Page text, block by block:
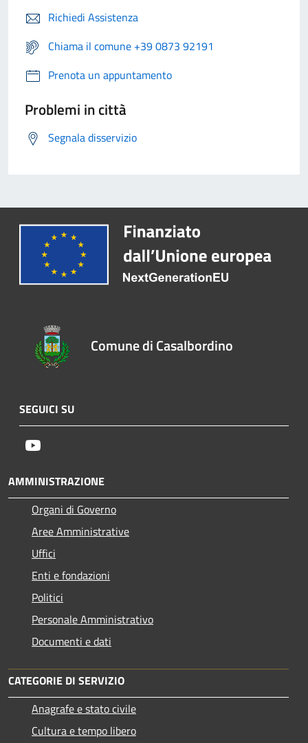
Richiedi Assistenza
Chiama il comune +39 0873 92191
Prenota un appuntamento
Problemi in città
Segnala disservizio
Comune di Casalbordino
SEGUICI SU
AMMINISTRAZIONE
Organi di Governo
Aree Amministrative
Uffici
Enti e fondazioni
Politici
Personale Amministrativo
Documenti e dati
CATEGORIE DI SERVIZIO
Anagrafe e stato civile
Cultura e tempo libero